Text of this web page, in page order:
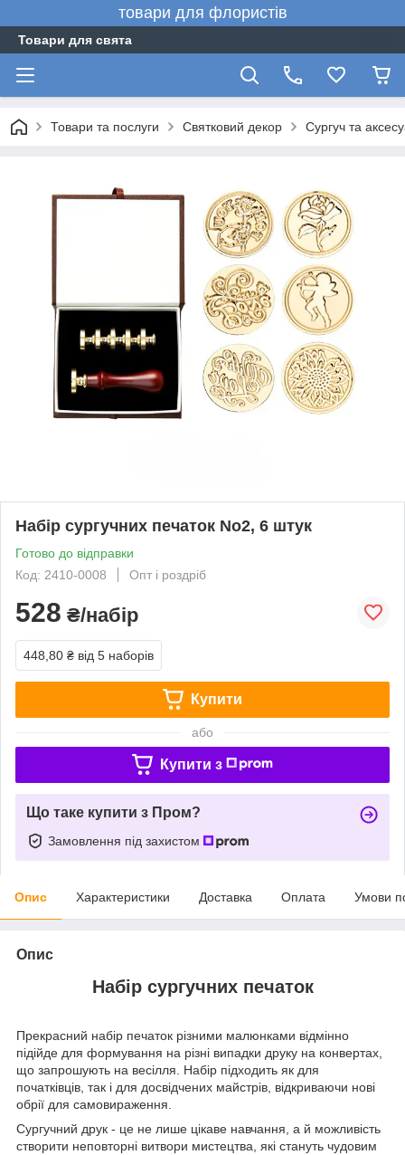
товари для флористів
Товари для свята
Товари та послуги Святковий декор Сургуч та
Набір сургучних печаток No2, 6 штук
Готово до відправки
Код: 2410-0008
Опт і роздріб
528 ₴/набір
448,80 ₴ від 5 наборів
Купити
або
Купити з
Що таке купити з Пром?
Замовлення під захистом
Опис Характеристики Доставка Оплата Умови
Опис
Набір сургучних печаток
Прекрасний набір печаток різними малюнками відмінно
підійде для формування на різні випадки друку на конвертах,
що запрошують на весілля. Набір підходить як для
початківців, так і для досвідчених майстрів, відкриваючи нові
обрії для самовираження.
Сургучний друк - це не лише цікаве навчання, а й можливість
створити неповторні витвори мистецтва, які стануть чудовим